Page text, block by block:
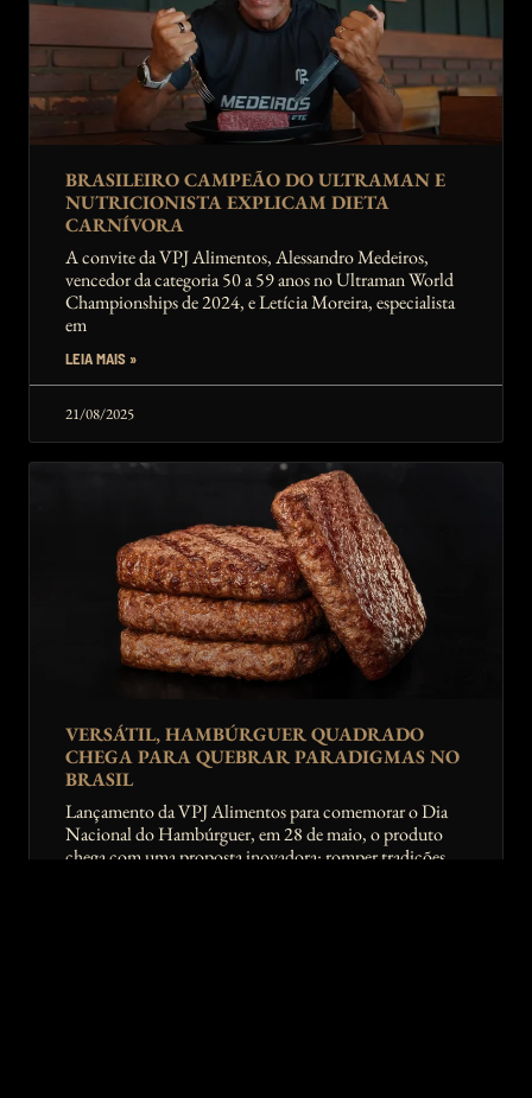
BRASILEIRO CAMPEÃO DO ULTRAMAN E
NUTRICIONISTA EXPLICAM DIETA
CARNÍVORA
A convite da VPJ Alimentos, Alessandro Medeiros,
vencedor da categoria 50 a 59 anos no Ultraman World
Championships de 2024, e Letícia Moreira, especialista
em
LEIA MAIS »
21/08/2025
VERSÁTIL, HAMBÚRGUER QUADRADO
CHEGA PARA QUEBRAR PARADIGMAS NO
BRASIL
Lançamento da VPJ Alimentos para comemorar o Dia
Nacional do Hambúrguer, em 28 de maio, o produto
chega com uma proposta inovadora: romper tradições,